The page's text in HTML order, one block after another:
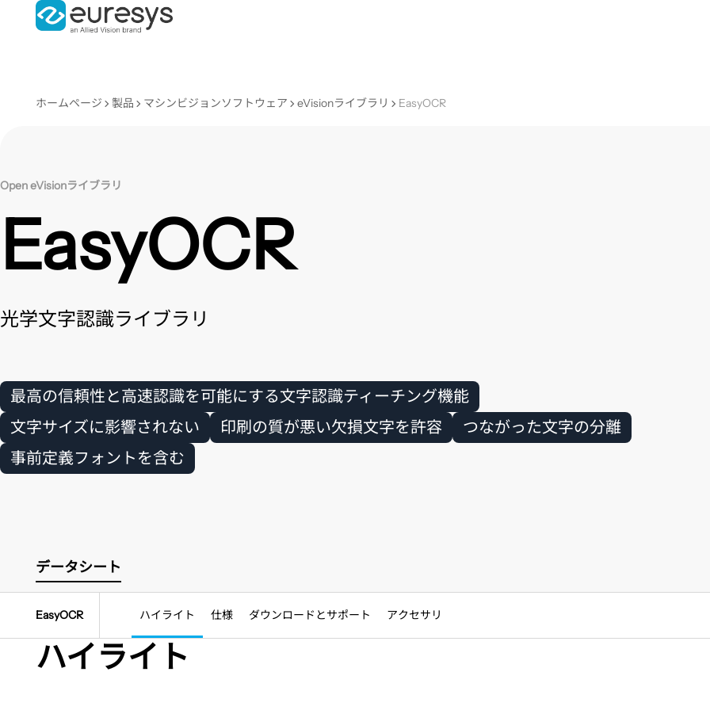
ホームページ 製品 マシンビジョンソフトウェア eVisionライブラリ EasyOCR
Open eVisionライブラリ
EasyOCR
光学文字認識ライブラリ
最高の信頼性と高速認識を可能にする文字認識ティーチング機能
文字サイズに影響されない
印刷の質が悪い欠損文字を許容
つながった文字の分離
事前定義フォントを含む
データシート
EasyOCR ハイライト 仕様 ダウンロードとサポート アクセサリ
ハイライト